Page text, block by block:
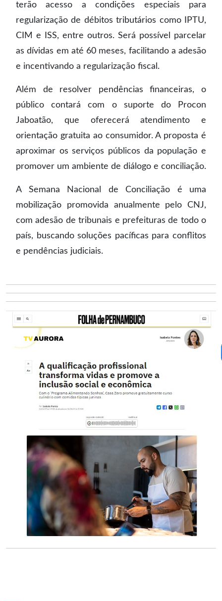
terão acesso a condições especiais para
regularização de débitos tributários como IPTU,
CIM e ISS, entre outros. Será possível parcelar
as dívidas em até 60 meses, facilitando a adesão
e incentivando a regularização fiscal.
Além de resolver pendências financeiras, o
público contará com o suporte do Procon
Jaboatão, que oferecerá atendimento e
orientação gratuita ao consumidor. A proposta é
aproximar os serviços públicos da população e
promover um ambiente de diálogo e conciliação.
A Semana Nacional de Conciliação é uma
mobilização promovida anualmente pelo CNJ,
com adesão de tribunais e prefeituras de todo o
país, buscando soluções pacíficas para conflitos
e pendências judiciais.